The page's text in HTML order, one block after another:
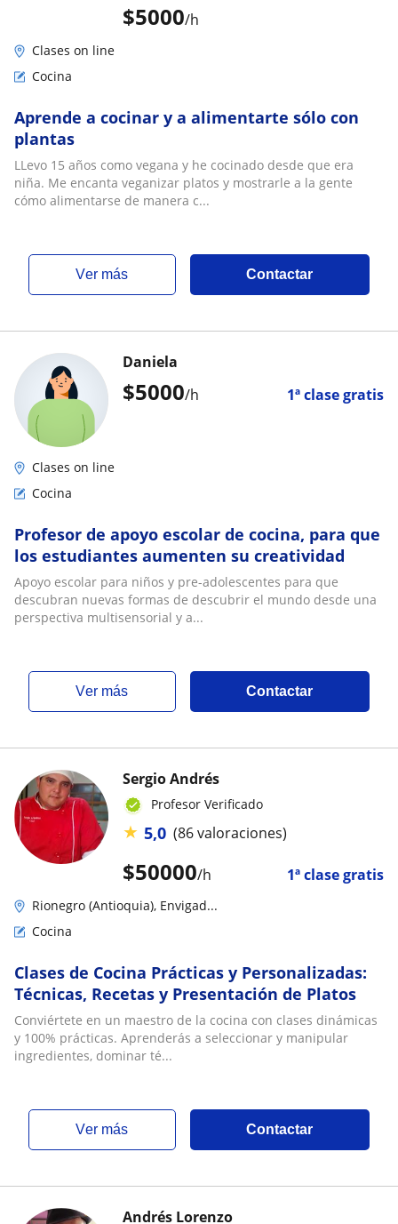
$5000/h
Clases on line
Cocina
Aprende a cocinar y a alimentarte sólo con
plantas
LLevo 15 años como vegana y he cocinado desde que era
niña. Me encanta veganizar platos y mostrarle a la gente
cómo alimentarse de manera c...
ver más Contactar
$5000/h 1ª clase gratis
Daniela
Clases on line
Cocina
Profesor de apoyo escolar de cocina, para que
los estudiantes aumenten su creatividad
Apoyo escolar para niños y pre-adolescentes para que
descubran nuevas formas de descubrir el mundo desde una
perspectiva multisensorial y a...
ver más Contactar
$50000/h 1ª clase gratis
Sergio Andrés
Profesor Verificado
★ 5,0 (86 valoraciones)
Rionegro (Antioquia), Envigad...
Cocina
Clases de Cocina Prácticas y Personalizadas:
Técnicas, Recetas y Presentación de Platos
Conviértete en un maestro de la cocina con clases dinámicas
y 100% prácticas. Aprenderás a seleccionar y manipular
ingredientes, dominar té...
ver más Contactar
Andrés Lorenzo